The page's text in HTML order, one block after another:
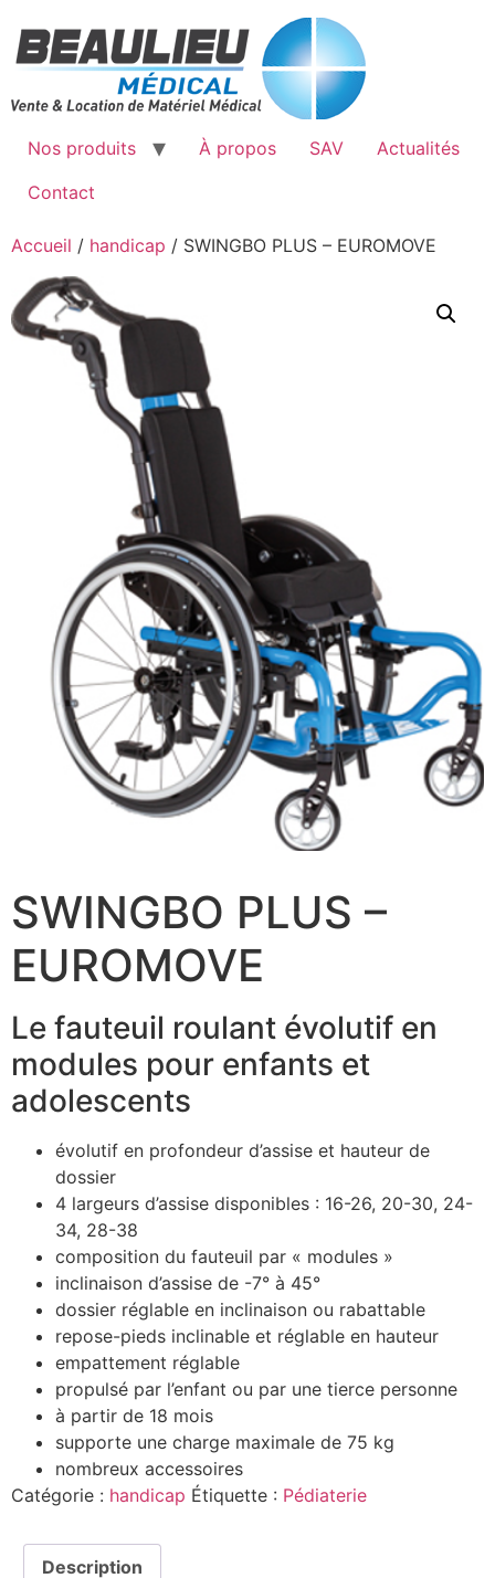
contenu
Nos produits À propos SAV
Actualités
Contact
Accueil / handicap / SWINGBO PLUS – EUROMOVE
SWINGBO PLUS –
EUROMOVE
Le fauteuil roulant évolutif en
modules pour enfants et
adolescents
évolutif en profondeur d’assise et hauteur de
dossier
4 largeurs d’assise disponibles : 16-26, 20-30, 24-
34, 28-38
composition du fauteuil par « modules »
inclinaison d’assise de -7° à 45°
dossier réglable en inclinaison ou rabattable
repose-pieds inclinable et réglable en hauteur
empattement réglable
propulsé par l’enfant ou par une tierce personne
à partir de 18 mois
supporte une charge maximale de 75 kg
nombreux accessoires
Catégorie : handicap Étiquette : Pédiaterie
Description